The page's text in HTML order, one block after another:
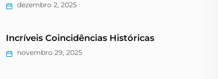
dezembro 2, 2025
Incríveis Coincidências Históricas
novembro 29, 2025